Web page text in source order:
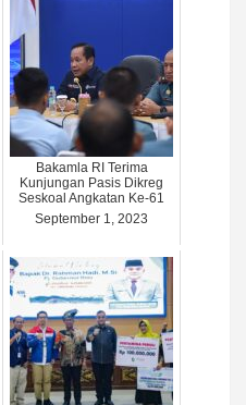
Bakamla RI Terima
Kunjungan Pasis Dikreg
Seskoal Angkatan Ke-61
September 1, 2023